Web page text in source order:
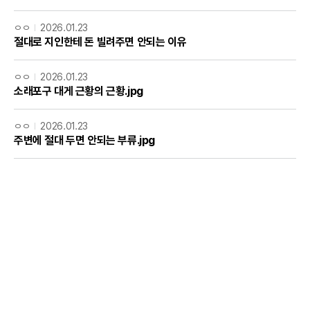
ㅇㅇ 2026.01.23
절대로 지인한테 돈 빌려주면 안되는 이유
ㅇㅇ 2026.01.23
소래포구 대게 근황의 근황.jpg
ㅇㅇ 2026.01.23
주변에 절대 두면 안되는 부류.jpg